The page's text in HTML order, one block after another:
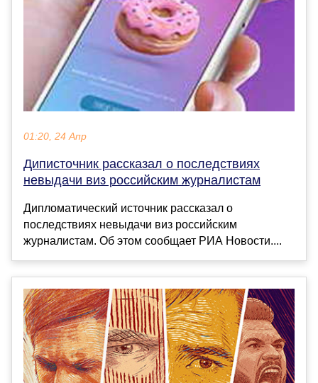
01:20, 24 Апр
Диписточник рассказал о последствиях
невыдачи виз российским журналистам
Дипломатический источник рассказал о
последствиях невыдачи виз российским
журналистам. Об этом сообщает РИА Новости....